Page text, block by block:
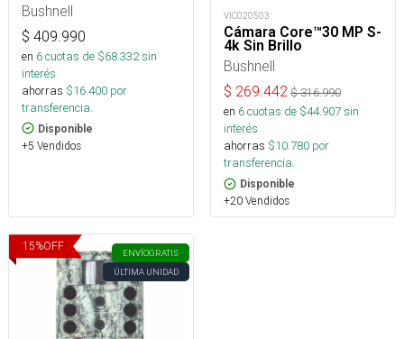
Bushnell
$ 409.990
en 6cuotas de $68.332sin
interés
ahorras $16.400 por
transferencia.
Disponible
+5 Vendidos
VIC020503
Cámara Core™30 MP S-
4k Sin Brillo
Bushnell
$ 269.442 $316.990
en 6cuotas de $44.907sin
interés
ahorras $10.780 por
transferencia.
Disponible
+20 Vendidos
15%OFF
ENVÍOGRATIS
ÚLTIMA UNIDAD